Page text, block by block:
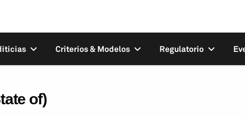
Criterios & Modelos Regulatorio
of)